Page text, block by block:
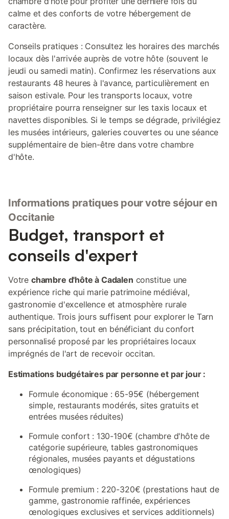
calme et des conforts de votre hébergement de
caractère.
Conseils pratiques : Consultez les horaires des marchés
locaux dès l'arrivée auprès de votre hôte (souvent le
jeudi ou samedi matin). Confirmez les réservations aux
restaurants 48 heures à l'avance, particulièrement en
saison estivale. Pour les transports locaux, votre
propriétaire pourra renseigner sur les taxis locaux et
navettes disponibles. Si le temps se dégrade, privilégiez
les musées intérieurs, galeries couvertes ou une séance
supplémentaire de bien-être dans votre chambre
d'hôte.
Informations pratiques pour votre séjour en
Occitanie
Budget, transport et
conseils d'expert
Votre chambre d'hôte à Cadalen constitue une
expérience riche qui marie patrimoine médiéval,
gastronomie d'excellence et atmosphère rurale
authentique. Trois jours suffisent pour explorer le Tarn
sans précipitation, tout en bénéficiant du confort
personnalisé proposé par les propriétaires locaux
imprégnés de l'art de recevoir occitan.
Estimations budgétaires par personne et par jour :
Formule économique : 65-95€ (hébergement
simple, restaurants modérés, sites gratuits et
entrées musées réduites)
Formule confort : 130-190€ (chambre d'hôte de
catégorie supérieure, tables gastronomiques
régionales, musées payants et dégustations
œnologiques)
Formule premium : 220-320€ (prestations haut de
gamme, gastronomie raffinée, expériences
œnologiques exclusives et services additionnels)